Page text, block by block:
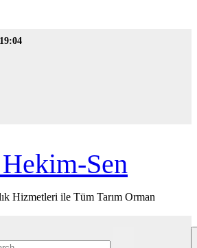
19:04
Sen
Hizmetleri ile Tüm Tarım Orman